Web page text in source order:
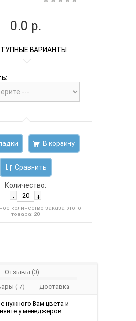
0.0 р.
ВАРИАНТЫ
Сравнить
Количество:
-
+
количество заказа этого
товара: 20
Отзывы (0)
( 7)
Доставка
нужного Вам цвета и
у менеджеров